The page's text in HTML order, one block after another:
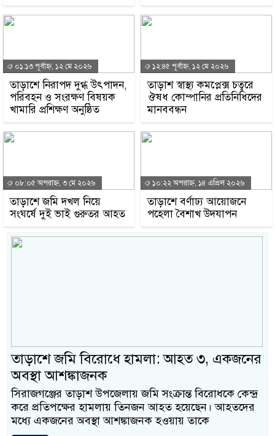
০১:১৩ পূর্বাহ্ন, ১২ মে ২০২৬
তাড়াশে নিরাপদ দুগ্ধ উৎপাদন,
পরিবহন ও সংরক্ষণ বিষয়ক
খামারি প্রশিক্ষণ অনুষ্ঠিত
১২:৪৫ পূর্বাহ্ন, ১২ মে ২০২৬
তাড়াশ স্বাস্থ্য কমপ্লেক্স চত্বরে
ঔষধ কোম্পানির প্রতিনিধিদের
মানববন্ধন
০৮:০৫ অপরাহ্ন, ৩ মে ২০২৬
তাড়াশে জমি দখল নিয়ে
সংঘর্ষে দুই ভাই গুরুতর আহত
১০:২২ অপরাহ্ন, ১৪ এপ্রিল ২০২৬
তাড়াশে বর্ণাঢ্য আয়োজনে
পহেলা বৈশাখ উদযাপন
তাড়াশে জমি বিরোধে হামলা: আহত ৩, একজনের
অবস্থা আশঙ্কাজনক
সিরাজগঞ্জের তাড়াশ উপজেলায় জমি সংক্রান্ত বিরোধকে কেন্দ্র
করে প্রতিপক্ষের হামলায় তিনজন আহত হয়েছেন। আহতদের
মধ্যে একজনের অবস্থা আশঙ্কাজনক হওয়ায় তাকে